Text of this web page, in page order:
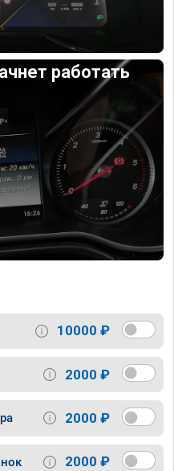
работать
10000 ₽
2000 ₽
2000 ₽
2000 ₽